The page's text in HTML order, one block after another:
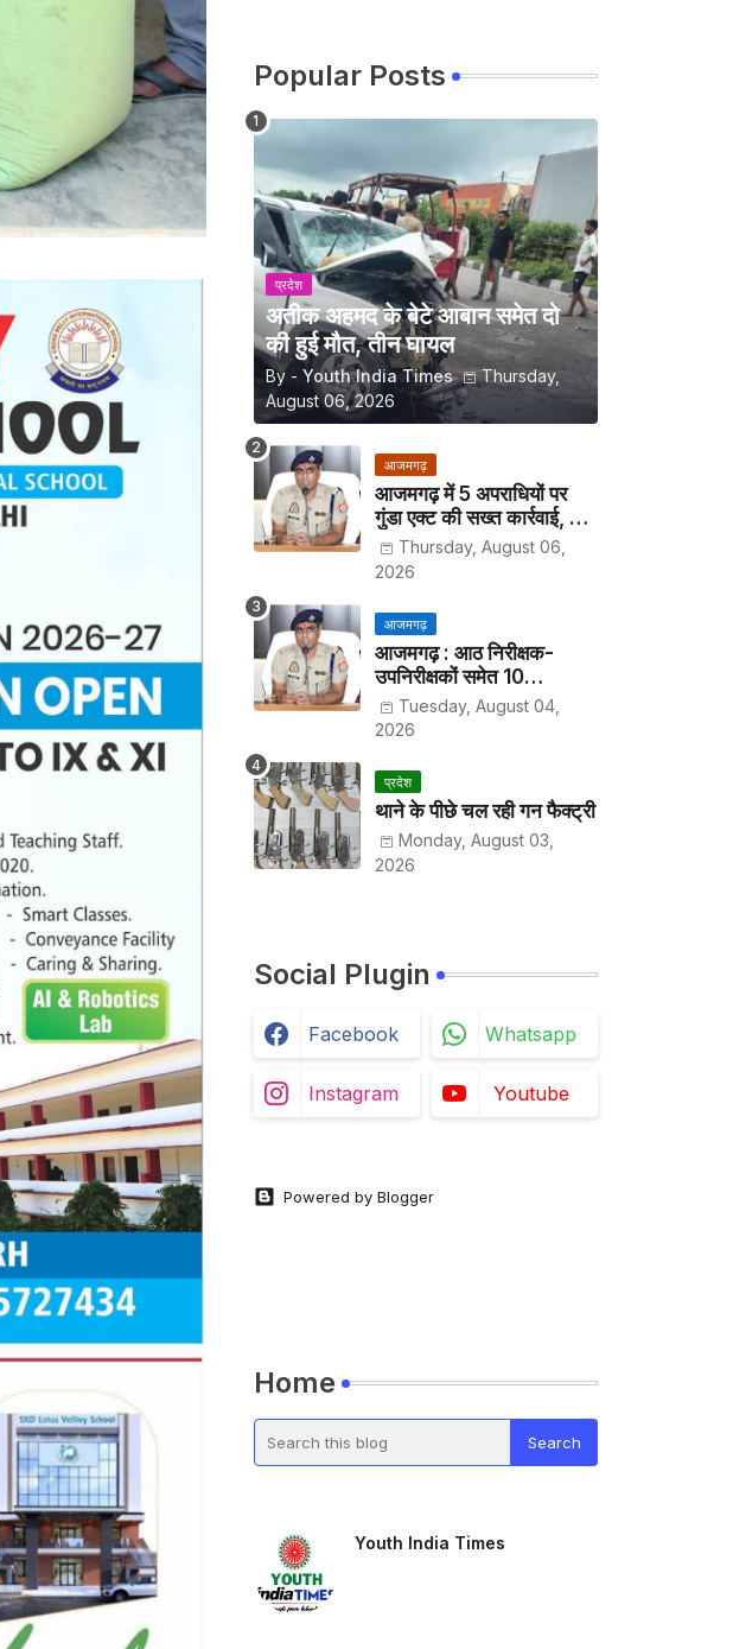
Popular Posts
प्रदेश
अतीक अहमद के बेटे आबान समेत दो
की हुई मौत, तीन घायल
By - Youth India Times
Thursday,
August 06, 2026
आजमगढ़
आजमगढ़ में 5 अपराधियों पर
गुंडा एक्ट की सख्त कार्रवाई, अब
हर पखवाड़े थाने में लगानी होगी
हाजिरी
Thursday, August 06,
2026
आजमगढ़
आजमगढ़ : आठ निरीक्षक-
उपनिरीक्षकों समेत 10
अधिकारियों के तबादले
Tuesday, August 04,
2026
प्रदेश
थाने के पीछे चल रही गन फैक्ट्री
Monday, August 03,
2026
Social Plugin
Facebook Whatsapp
Instagram Youtube
Powered by Blogger
Home
Youth India Times